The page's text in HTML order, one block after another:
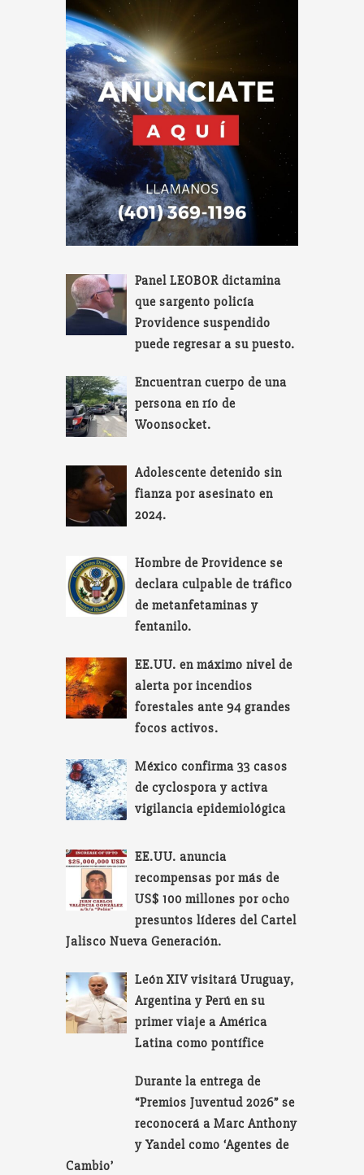
Panel LEOBOR dictamina
que sargento policía
Providence suspendido
puede regresar a su puesto.
Encuentran cuerpo de una
persona en río de
Woonsocket.
Adolescente detenido sin
fianza por asesinato en
2024.
Hombre de Providence se
declara culpable de tráfico
de metanfetaminas y
fentanilo.
EE.UU. en máximo nivel de
alerta por incendios
forestales ante 94 grandes
focos activos.
México confirma 33 casos
de cyclospora y activa
vigilancia epidemiológica
EE.UU. anuncia
recompensas por más de
US$ 100 millones por ocho
presuntos líderes del Cartel
Jalisco Nueva Generación.
León XIV visitará Uruguay,
Argentina y Perú en su
primer viaje a América
Latina como pontífice
Durante la entrega de
“Premios Juventud 2026” se
reconocerá a Marc Anthony
y Yandel como ‘Agentes de
Cambio’